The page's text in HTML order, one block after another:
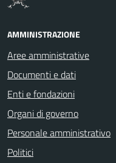
AMMINISTRAZIONE
Aree amministrative
Documenti e dati
Enti e fondazioni
Organi di governo
Personale amministrativo
Politici